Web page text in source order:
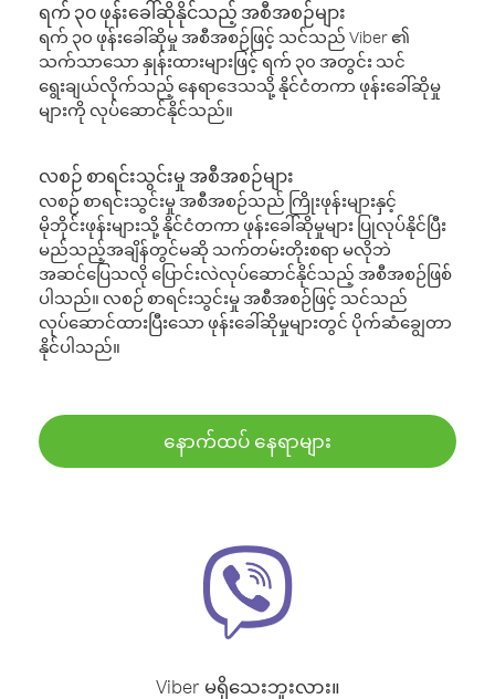
ရက် ၃၀ ဖုန်းခေါ်ဆိုနိုင်သည့် အစီအစဉ်များ
ရက် ၃၀ ဖုန်းခေါ်ဆိုမှု အစီအစဉ်ဖြင့် သင်သည် Viber ၏
သက်သာသော နှုန်းထားများဖြင့် ရက် ၃၀ အတွင်း သင်
ရွေးချယ်လိုက်သည့် နေရာဒေသသို့ နိုင်ငံတကာ ဖုန်းခေါ်ဆိုမှု
များကို လုပ်ဆောင်နိုင်သည်။
လစဉ် စာရင်းသွင်းမှု အစီအစဉ်များ
လစဉ် စာရင်းသွင်းမှု အစီအစဉ်သည် ကြိုးဖုန်းများနှင့်
မိုဘိုင်းဖုန်းများသို့ နိုင်ငံတကာ ဖုန်းခေါ်ဆိုမှုများ ပြုလုပ်နိုင်ပြီး
မည်သည့်အချိန်တွင်မဆို သက်တမ်းတိုးစရာ မလိုဘဲ
အဆင်ပြေသလို ပြောင်းလဲလုပ်ဆောင်နိုင်သည့် အစီအစဉ်ဖြစ်
ပါသည်။ လစဉ် စာရင်းသွင်းမှု အစီအစဉ်ဖြင့် သင်သည်
လုပ်ဆောင်ထားပြီးသော ဖုန်းခေါ်ဆိုမှုများတွင် ပိုက်ဆံချွေတာ
နိုင်ပါသည်။
နောက်ထပ် နေရာများ
Viber မရှိသေးဘူးလား။